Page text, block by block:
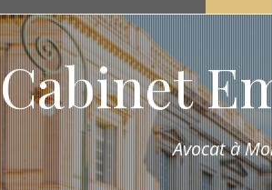
Cabinet
Avocat à